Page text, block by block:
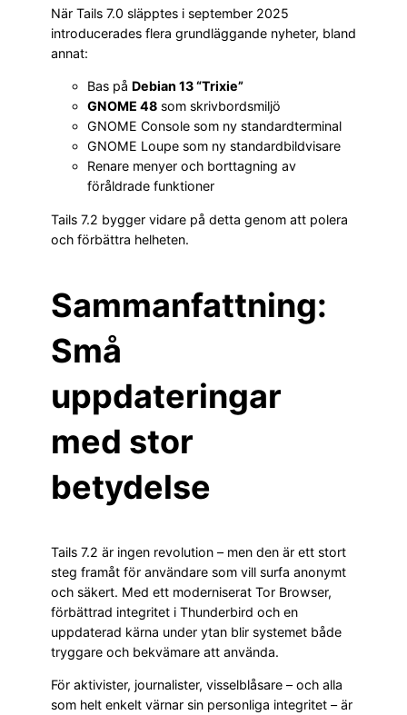
När Tails 7.0 släpptes i september 2025
introducerades flera grundläggande nyheter, bland
annat:
Bas på Debian 13 “Trixie”
GNOME 48 som skrivbordsmiljö
GNOME Console som ny standardterminal
GNOME Loupe som ny standardbildvisare
Renare menyer och borttagning av
föråldrade funktioner
Tails 7.2 bygger vidare på detta genom att polera
och förbättra helheten.
Sammanfattning:
Små
uppdateringar
med stor
betydelse
Tails 7.2 är ingen revolution – men den är ett stort
steg framåt för användare som vill surfa anonymt
och säkert. Med ett moderniserat Tor Browser,
förbättrad integritet i Thunderbird och en
uppdaterad kärna under ytan blir systemet både
tryggare och bekvämare att använda.
För aktivister, journalister, visselblåsare – och alla
som helt enkelt värnar sin personliga integritet – är